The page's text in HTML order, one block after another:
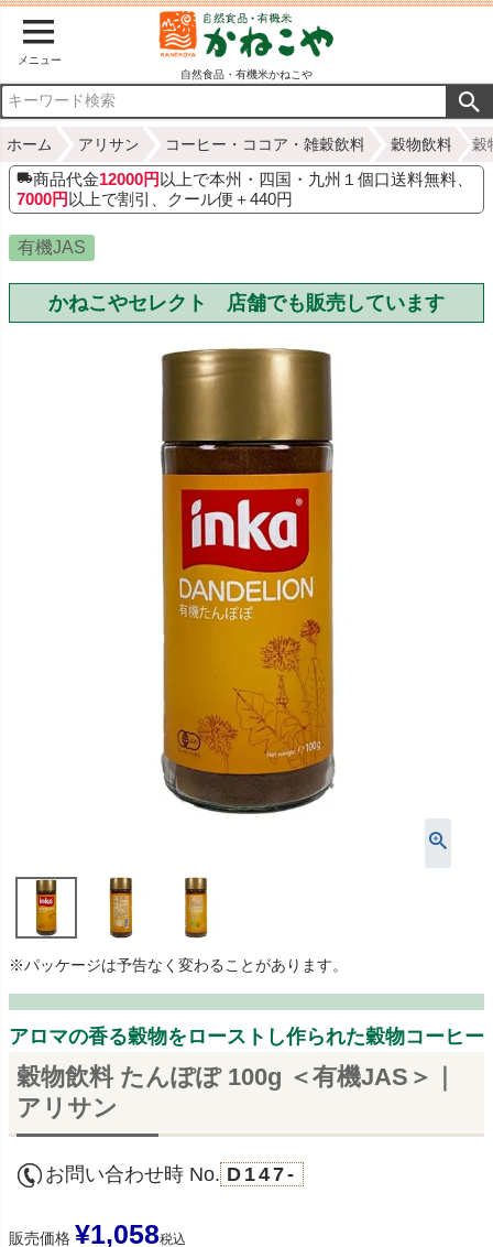
メニュー
自然食品・有機米かねこや
ホーム アリサン コーヒー・ココア・雑穀飲料 穀物飲料 穀
商品代金12000円 以上で本州・四国・九州１個口送料無料、
7000円 以上で割引、クール便＋440円
有機JAS
かねこやセレクト 店舗でも販売しています
※パッケージは予告なく変わることがあります。
アロマの香る穀物をローストし作られた穀物コーヒー
穀物飲料 たんぽぽ 100g ＜有機JAS＞｜
アリサン
お問い合わせ時 No. D147-
販売価格 ¥1,058税込